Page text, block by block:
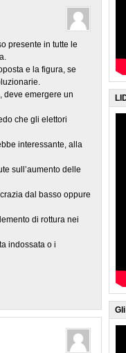
presente in tutte le
e la figura, se
deve emergere un
che gli elettori
interessante, alla
sull’aumento delle
dal basso oppure
di rottura nei
indossata o i